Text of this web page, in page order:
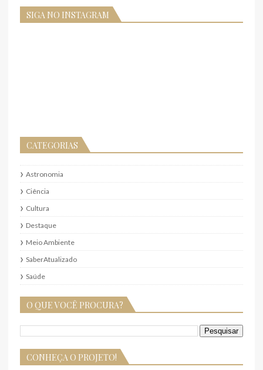
SIGA NO INSTAGRAM
CATEGORIAS
Astronomia
Ciência
Cultura
Destaque
Meio Ambiente
SaberAtualizado
Saúde
O QUE VOCÊ PROCURA?
CONHEÇA O PROJETO!